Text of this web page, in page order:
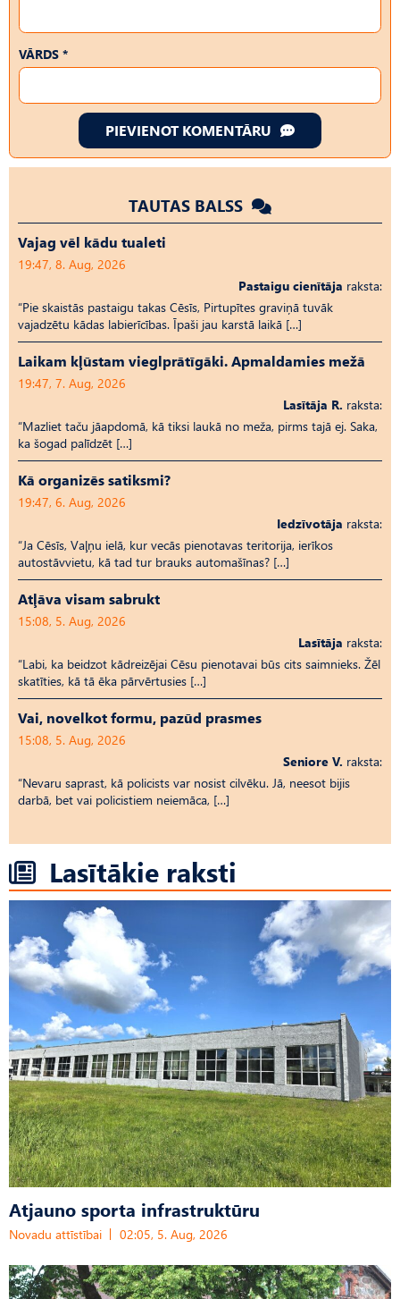
VĀRDS *
PIEVIENOT KOMENTĀRU
TAUTAS BALSS
Vajag vēl kādu tualeti
19:47, 8. Aug, 2026
Pastaigu cienītāja raksta:
“Pie skaistās pastaigu takas Cēsīs, Pirtupītes graviņā tuvāk
vajadzētu kādas labierīcības. Īpaši jau karstā laikā […]
Laikam kļūstam vieglprātīgāki. Apmaldamies mežā
19:47, 7. Aug, 2026
Lasītāja R. raksta:
“Mazliet taču jāapdomā, kā tiksi laukā no meža, pirms tajā ej. Saka,
ka šogad palīdzēt […]
Kā organizēs satiksmi?
19:47, 6. Aug, 2026
Iedzīvotāja raksta:
“Ja Cēsīs, Vaļņu ielā, kur vecās pienotavas teritorija, ierīkos
autostāvvietu, kā tad tur brauks automašīnas? […]
Atļāva visam sabrukt
15:08, 5. Aug, 2026
Lasītāja raksta:
“Labi, ka beidzot kādreizējai Cēsu pienotavai būs cits saimnieks. Žēl
skatīties, kā tā ēka pārvērtusies […]
Vai, novelkot formu, pazūd prasmes
15:08, 5. Aug, 2026
Seniore V. raksta:
“Nevaru saprast, kā policists var nosist cilvēku. Jā, neesot bijis
darbā, bet vai policistiem neiemāca, […]
Lasītākie raksti
Atjauno sporta infrastruktūru
Novadu attīstībai 02:05, 5. Aug, 2026